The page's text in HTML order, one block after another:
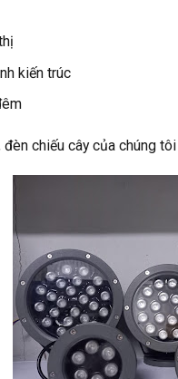
kiến trúc
chiếu cây của chúng